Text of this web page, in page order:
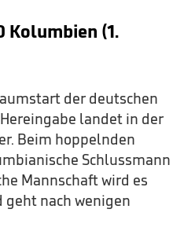
Kolumbien (1.
der deutschen
landet in der
Beim hoppelnden
Schlussmann
Mannschaft wird es
nach wenigen